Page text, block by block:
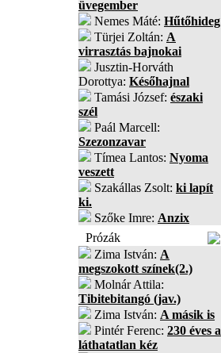
üvegember
Nemes Máté: Hűtőhideg
Türjei Zoltán: A
virrasztás bajnokai
Jusztin-Horváth
Dorottya: Későhajnal
Tamási József: északi
szél
Paál Marcell:
Szezonzavar
Tímea Lantos: Nyoma
veszett
Szakállas Zsolt: ki lapít
ki.
Szőke Imre: Anzix
Prózák
Zima István: A
megszokott színek(2.)
Molnár Attila:
Tibitebitangó (jav.)
Zima István: A másik is
Pintér Ferenc: 230 éves a
láthatatlan kéz